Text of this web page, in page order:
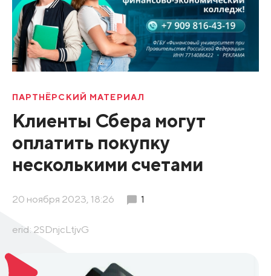
ПАРТНЁРСКИЙ МАТЕРИАЛ
Клиенты Сбера могут
оплатить покупку
несколькими счетами
20 ноября 2023, 18:26 1
erid: 2SDnjcLtjvG